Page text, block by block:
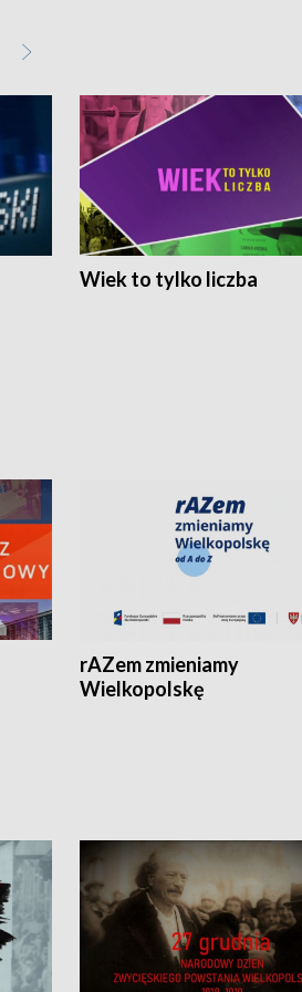
Wiek to tylko liczba
rAZem zmieniamy
Wielkopolskę